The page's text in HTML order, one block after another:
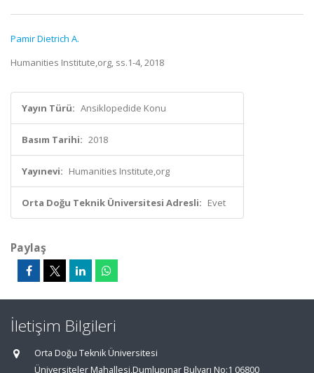
Pamir Dietrich A.
Humanities Institute,org, ss.1-4, 2018
Yayın Türü: Ansiklopedide Konu
Basım Tarihi: 2018
Yayınevi: Humanities Institute,org
Orta Doğu Teknik Üniversitesi Adresli: Evet
Paylaş
İletişim Bilgileri
Orta Doğu Teknik Üniversitesi
Üniversiteler Mahallesi,Dumlupınar Bulvarı No:1 06800